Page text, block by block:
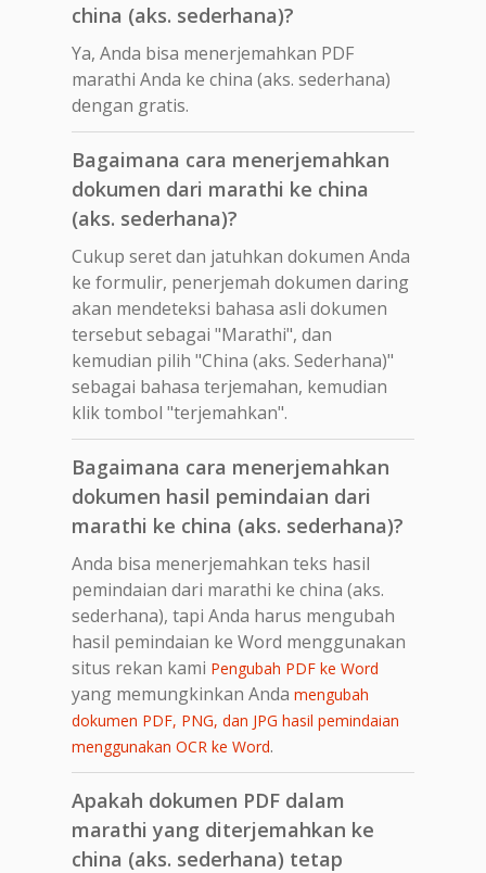
china (aks. sederhana)?
Ya, Anda bisa menerjemahkan PDF
marathi Anda ke china (aks. sederhana)
dengan gratis.
Bagaimana cara menerjemahkan
dokumen dari marathi ke china
(aks. sederhana)?
Cukup seret dan jatuhkan dokumen Anda
ke formulir, penerjemah dokumen daring
akan mendeteksi bahasa asli dokumen
tersebut sebagai "Marathi", dan
kemudian pilih "China (aks. Sederhana)"
sebagai bahasa terjemahan, kemudian
klik tombol "terjemahkan".
Bagaimana cara menerjemahkan
dokumen hasil pemindaian dari
marathi ke china (aks. sederhana)?
Anda bisa menerjemahkan teks hasil
pemindaian dari marathi ke china (aks.
sederhana), tapi Anda harus mengubah
hasil pemindaian ke Word menggunakan
situs rekan kami Pengubah PDF ke Word
yang memungkinkan Anda mengubah
dokumen PDF, PNG, dan JPG hasil pemindaian
menggunakan OCR ke Word.
Apakah dokumen PDF dalam
marathi yang diterjemahkan ke
china (aks. sederhana) tetap